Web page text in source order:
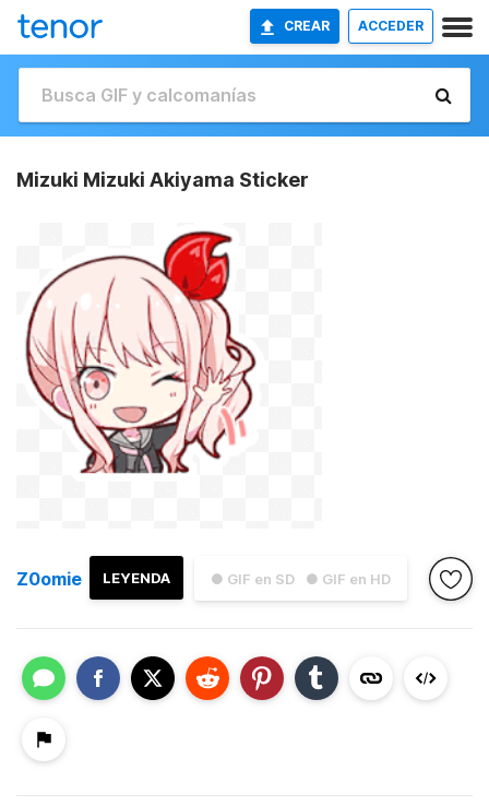
CREAR ACCEDER
Mizuki Mizuki Akiyama Sticker
● GIF en SD ● GIF en HD
LEYENDA
Z0omie